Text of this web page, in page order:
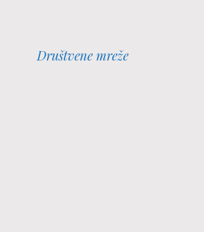
Društvene mreže